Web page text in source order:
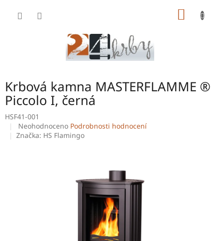
Krbová kamna MASTERFLAMME ®
Piccolo I, černá
HSF41-001
Průměrné
hodnocení
Neohodnoceno Podrobnosti hodnocení
Značka: HS Flamingo